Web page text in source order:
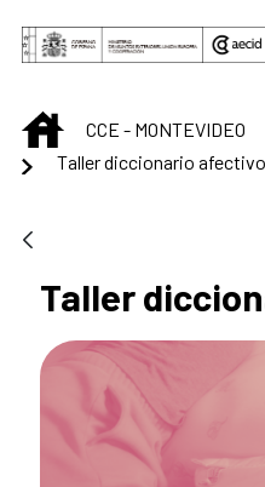
Saltar al contenido
INICIOCCE - MONTEVIDEO
Taller diccionario afectivo
Taller